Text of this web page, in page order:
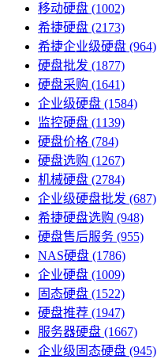
移动硬盘 (1002)
希捷硬盘 (2173)
希捷企业级硬盘 (964)
硬盘批发 (1877)
硬盘采购 (1641)
企业级硬盘 (1584)
监控硬盘 (1139)
硬盘价格 (784)
硬盘选购 (1267)
机械硬盘 (2784)
企业级硬盘批发 (687)
希捷硬盘选购 (948)
硬盘售后服务 (955)
NAS硬盘 (1786)
企业硬盘 (1009)
固态硬盘 (1522)
硬盘推荐 (1947)
服务器硬盘 (1667)
企业级固态硬盘 (945)